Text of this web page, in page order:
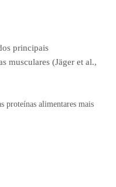
principais
musculares (Jäger et al.,
proteínas alimentares mais